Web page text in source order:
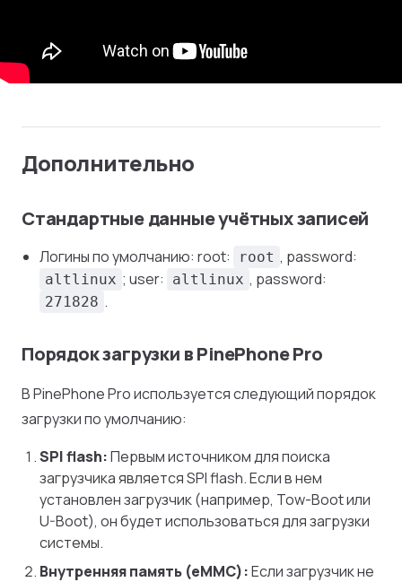
Дополнительно
Стандартные данные учётных записей
Логины по умолчанию: root: root , password:
altlinux ; user: altlinux , password:
271828 .
Порядок загрузки в PinePhone Pro
В PinePhone Pro используется следующий порядок
загрузки по умолчанию:
SPI flash:Первым источником для поиска
загрузчика является SPI flash. Если в нем
установлен загрузчик (например, Tow-Boot или
U-Boot), он будет использоваться для загрузки
системы.
Внутренняя память (eMMC):Если загрузчик не